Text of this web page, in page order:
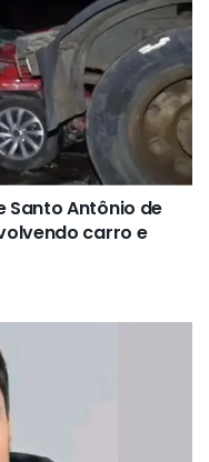
Santo Antônio de
carro e